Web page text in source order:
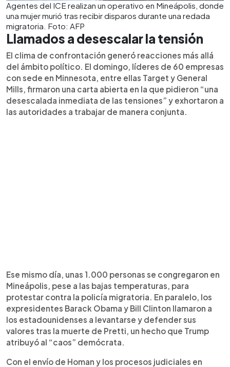
Agentes del ICE realizan un operativo en Mineápolis, donde
una mujer murió tras recibir disparos durante una redada
migratoria. Foto: AFP
Llamados a desescalar la tensión
El clima de confrontación generó reacciones más allá
del ámbito político. El domingo, líderes de 60 empresas
con sede en Minnesota, entre ellas Target y General
Mills, firmaron una carta abierta en la que pidieron “una
desescalada inmediata de las tensiones” y exhortaron a
las autoridades a trabajar de manera conjunta.
Ese mismo día, unas 1.000 personas se congregaron en
Mineápolis, pese a las bajas temperaturas, para
protestar contra la policía migratoria. En paralelo, los
expresidentes Barack Obama y Bill Clinton llamaron a
los estadounidenses a levantarse y defender sus
valores tras la muerte de Pretti, un hecho que Trump
atribuyó al “caos” demócrata.
Con el envío de Homan y los procesos judiciales en